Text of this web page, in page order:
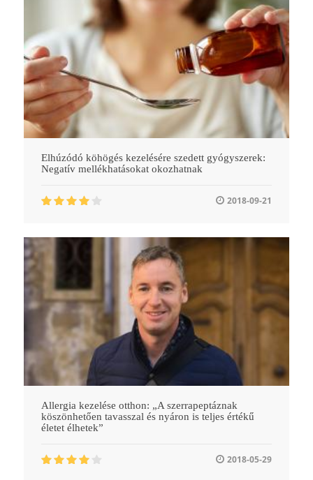
Elhúzódó köhögés kezelésére szedett gyógyszerek:
Negatív mellékhatásokat okozhatnak
2018-09-21
Allergia kezelése otthon: „A szerrapeptáznak
köszönhetően tavasszal és nyáron is teljes értékű
életet élhetek”
2018-05-29